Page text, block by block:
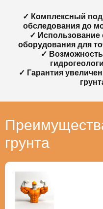
✓ Комплексный
обследования до
✓ Использование
оборудования для
✓
✓ Гарантия
грунта